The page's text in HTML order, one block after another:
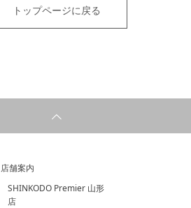
トップページに戻る
店舗案内
SHINKODO Premier 山形
店